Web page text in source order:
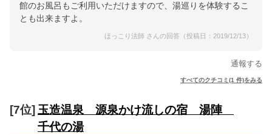
館のお風呂もご利用いただけますので、湯巡りを体験するこ
とも出来ますよ。
ほっこり法師 さんの回答（投稿日：2019/12/13）
通報する
すべてのクチコミ(1 件)をみる
[7位] 玉造温泉 源泉かけ流しの宿 湯陣
千代の湯